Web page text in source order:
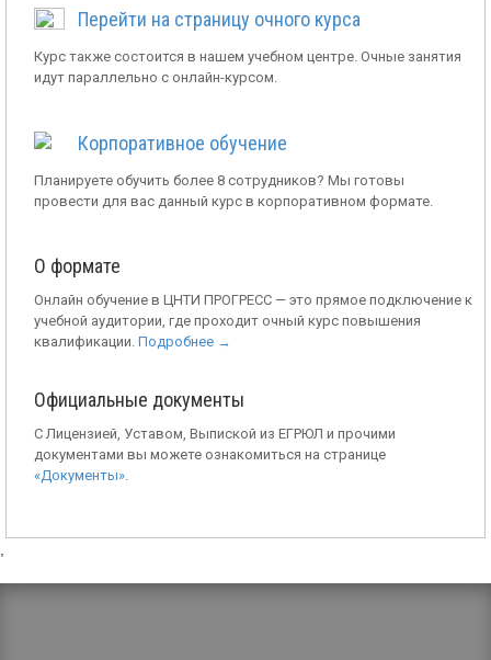
Перейти на страницу очного курса
Курс также состоится в нашем учебном центре. Очные занятия
идут параллельно с онлайн-курсом.
Корпоративное обучение
Планируете обучить более 8 сотрудников? Мы готовы
провести для вас данный курс в корпоративном формате.
О формате
Онлайн обучение в ЦНТИ ПРОГРЕСС — это прямое подключение к
учебной аудитории, где проходит очный курс повышения
квалификации. Подробнее →
Официальные документы
С Лицензией, Уставом, Выпиской из ЕГРЮЛ и прочими
документами вы можете ознакомиться на странице
«Документы».